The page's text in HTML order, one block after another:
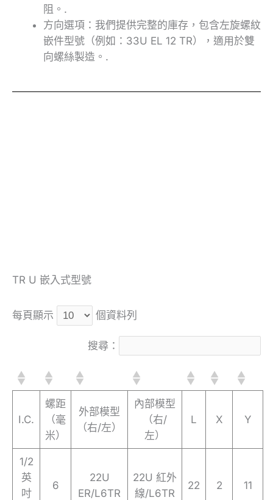
阻。.
方向選項：我們提供完整的庫存，包含左旋螺紋
嵌件型號（例如：33U EL 12 TR），適用於雙
向螺絲製造。.
TR U 嵌入式型號
每頁顯示 個資料列
搜尋：
I.C.
螺距
（毫
米）
外部模型
（右/左）
內部模型
（右/
左）
L X Y
1/2
英
吋
6
22U
ER/L6TR
22U 紅外
線/L6TR
22 2 11